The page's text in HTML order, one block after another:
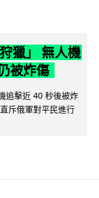
獵」 無人機
被炸傷
追擊近 40 秒後被炸
斥俄軍對平民進行